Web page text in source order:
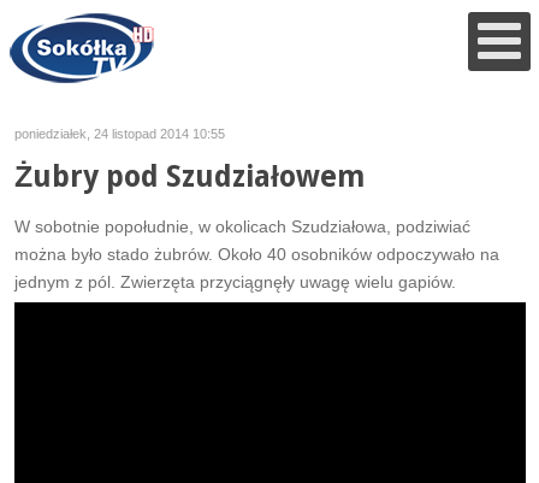
poniedziałek, 24 listopad 2014 10:55
Żubry pod Szudziałowem
W sobotnie popołudnie, w okolicach Szudziałowa, podziwiać
można było stado żubrów. Około 40 osobników odpoczywało na
jednym z pól. Zwierzęta przyciągnęły uwagę wielu gapiów.